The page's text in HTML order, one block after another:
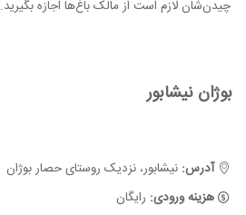
چیدن‌شان لازم است از مالک باغ‌ها اجازه بگیرید.
بوژان نیشابور
آدرس: نیشابور، نزدیک روستای حصار بوژان
هزینه ورودی: رایگان